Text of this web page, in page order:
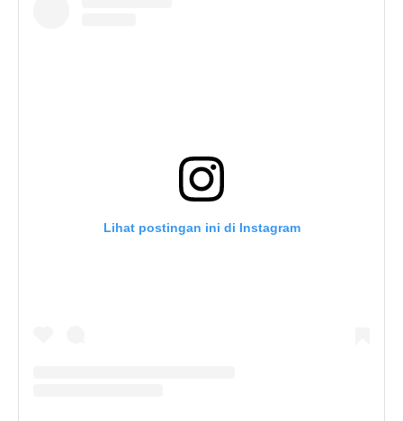
Lihat postingan ini di Instagram